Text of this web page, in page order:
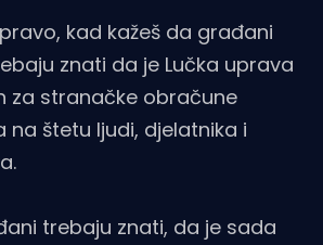
kad kažeš da građani
znati da je Lučka uprava
za stranačke obračune
na štetu ljudi, djelatnika i
trebaju znati, da je sada